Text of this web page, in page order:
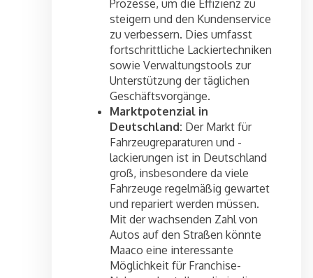
Prozesse, um die Effizienz zu
steigern und den Kundenservice
zu verbessern. Dies umfasst
fortschrittliche Lackiertechniken
sowie Verwaltungstools zur
Unterstützung der täglichen
Geschäftsvorgänge.
Marktpotenzial in
Deutschland: Der Markt für
Fahrzeugreparaturen und -
lackierungen ist in Deutschland
groß, insbesondere da viele
Fahrzeuge regelmäßig gewartet
und repariert werden müssen.
Mit der wachsenden Zahl von
Autos auf den Straßen könnte
Maaco eine interessante
Möglichkeit für Franchise-